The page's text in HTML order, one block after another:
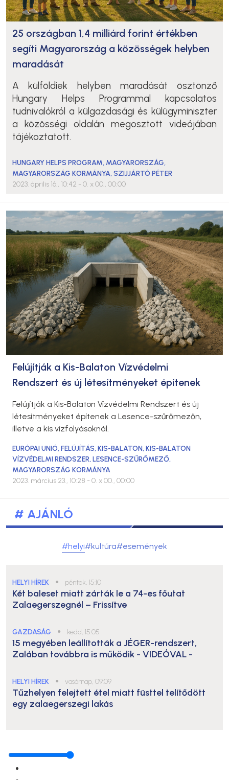
25 országban 1,4 milliárd forint értékben
segíti Magyarország a közösségek helyben
maradását
A külföldiek helyben maradását ösztönző
Hungary Helps Programmal kapcsolatos
tudnivalókról a külgazdasági és külügyminiszter
a közösségi oldalán megosztott videójában
tájékoztatott.
HUNGARY HELPS PROGRAM, MAGYARORSZÁG,
MAGYARORSZÁG KORMÁNYA,SZIJJÁRTÓ PÉTER
2023. április 16., 10:42 - 0. x 00., 00:00
Felújítják a Kis-Balaton Vízvédelmi
Rendszert és új létesítményeket építenek
Felújítják a Kis-Balaton Vízvédelmi Rendszert és új
létesítményeket építenek a Lesence-szűrőmezőn,
illetve a kis vízfolyásoknál.
EURÓPAI UNIÓ,FELÚJÍTÁS,KIS-BALATON,KIS-BALATON
VÍZVÉDELMI RENDSZER,LESENCE-SZŰRŐMEZŐ,
MAGYARORSZÁG KORMÁNYA
2023. március 23., 10:28 - 0. x 00., 00:00
# AJÁNLÓ
#helyi#kultúra#események
HELYI HÍREK ● péntek, 15:10
Két baleset miatt zárták le a 74-es főutat
Zalaegerszegnél – Frissítve
GAZDASÁG ● kedd, 15:05
15 megyében leállították a JÉGER-rendszert,
Zalában továbbra is működik - VIDEÓVAL -
HELYI HÍREK ● vasárnap, 09:09
Tűzhelyen felejtett étel miatt füsttel telítődött
egy zalaegerszegi lakás